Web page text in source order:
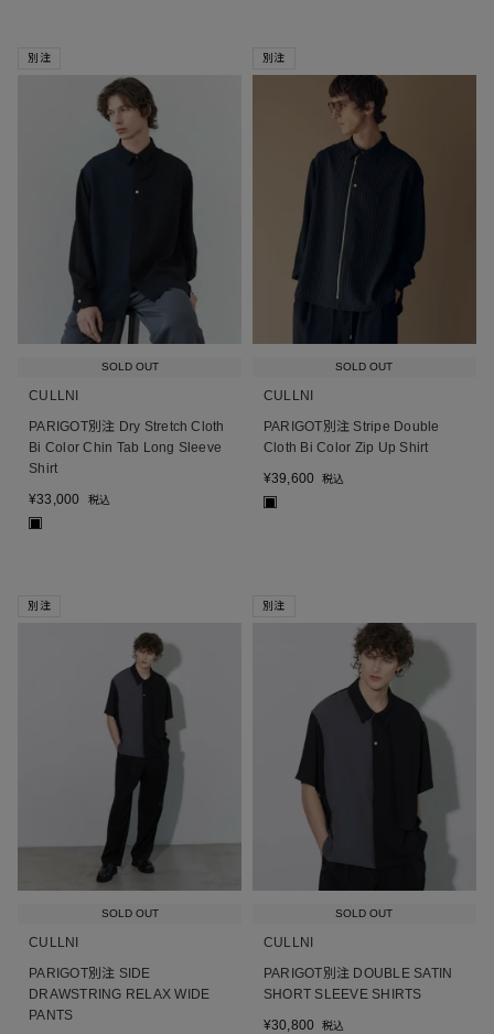
SOLD OUT
別注
CULLNI
PARIGOT別注 Dry Stretch Cloth
Bi Color Chin Tab Long Sleeve
Shirt
¥33,000 税込
■
SOLD OUT
別注
CULLNI
PARIGOT別注 Stripe Double
Cloth Bi Color Zip Up Shirt
¥39,600 税込
■
SOLD OUT
別注
CULLNI
PARIGOT別注 SIDE
DRAWSTRING RELAX WIDE
PANTS
SOLD OUT
別注
CULLNI
PARIGOT別注 DOUBLE SATIN
SHORT SLEEVE SHIRTS
¥30,800 税込